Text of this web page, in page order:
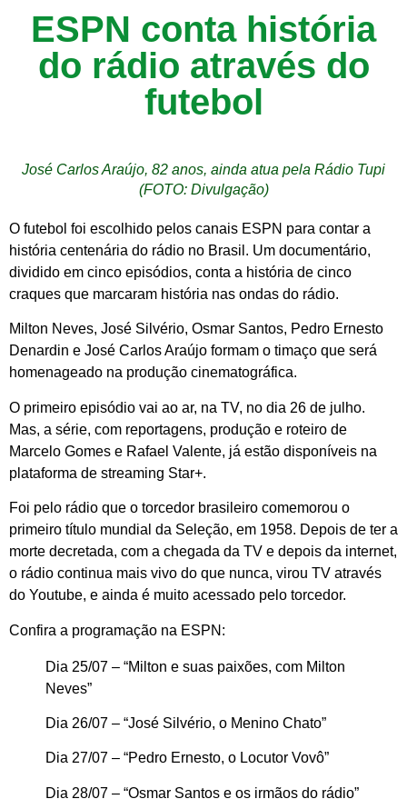
ESPN conta história
do rádio através do
futebol
José Carlos Araújo, 82 anos, ainda atua pela Rádio Tupi
(FOTO: Divulgação)
O futebol foi escolhido pelos canais ESPN para contar a
história centenária do rádio no Brasil. Um documentário,
dividido em cinco episódios, conta a história de cinco
craques que marcaram história nas ondas do rádio.
Milton Neves, José Silvério, Osmar Santos, Pedro Ernesto
Denardin e José Carlos Araújo formam o timaço que será
homenageado na produção cinematográfica.
O primeiro episódio vai ao ar, na TV, no dia 26 de julho.
Mas, a série, com reportagens, produção e roteiro de
Marcelo Gomes e Rafael Valente, já estão disponíveis na
plataforma de streaming Star+.
Foi pelo rádio que o torcedor brasileiro comemorou o
primeiro título mundial da Seleção, em 1958. Depois de ter a
morte decretada, com a chegada da TV e depois da internet,
o rádio continua mais vivo do que nunca, virou TV através
do Youtube, e ainda é muito acessado pelo torcedor.
Confira a programação na ESPN:
Dia 25/07 – “Milton e suas paixões, com Milton
Neves”
Dia 26/07 – “José Silvério, o Menino Chato”
Dia 27/07 – “Pedro Ernesto, o Locutor Vovô”
Dia 28/07 – “Osmar Santos e os irmãos do rádio”